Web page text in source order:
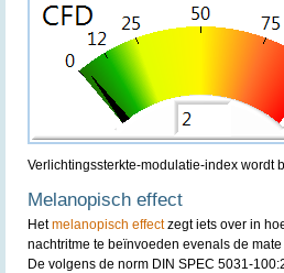
Verlichtingssterkte-modulatie-index wordt
Melanopisch effect
Hetmelanopisch effectzegt iets over in
nachtritme te beïnvoeden evenals de
De volgens de norm DIN SPEC 5031-